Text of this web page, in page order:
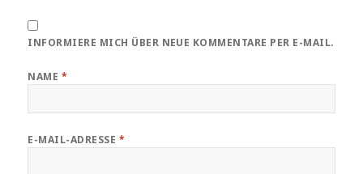
INFORMIERE MICH ÜBER NEUE KOMMENTARE PER E-MAIL.
NAME *
E-MAIL-ADRESSE *